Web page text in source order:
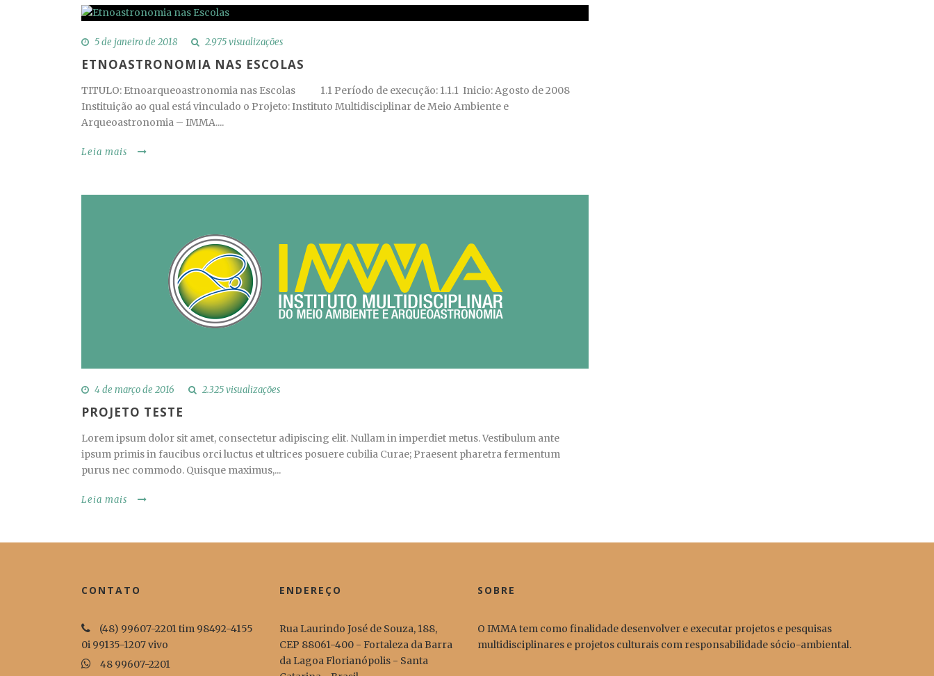
5 de janeiro de 2018 2.975 visualizações
ETNOASTRONOMIA NAS ESCOLAS
TITULO: Etnoarqueoastronomia nas Escolas 1.1 Período de execução: 1.1.1 Inicio: Agosto de 2008
Instituição ao qual está vinculado o Projeto: Instituto Multidisciplinar de Meio Ambiente e
Arqueoastronomia – IMMA....
Leia mais
4 de março de 2016 2.325 visualizações
PROJETO TESTE
Lorem ipsum dolor sit amet, consectetur adipiscing elit. Nullam in imperdiet metus. Vestibulum ante
ipsum primis in faucibus orci luctus et ultrices posuere cubilia Curae; Praesent pharetra fermentum
purus nec commodo. Quisque maximus,...
Leia mais
CONTATO
(48) 99607-2201 tim 98492-4155
0i 99135-1207 vivo
48 99607-2201
ENDEREÇO
Rua Laurindo José de Souza, 188,
CEP 88061-400 - Fortaleza da Barra
da Lagoa Florianópolis - Santa
SOBRE
O IMMA tem como finalidade desenvolver e executar projetos e pesquisas
multidisciplinares e projetos culturais com responsabilidade sócio-ambiental.